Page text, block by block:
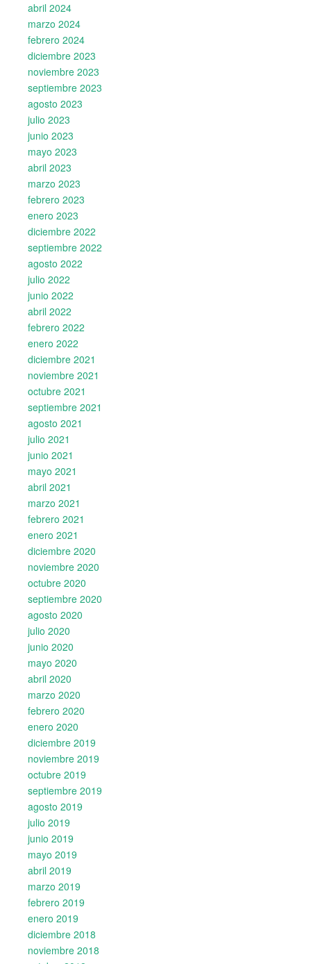
abril 2024
marzo 2024
febrero 2024
diciembre 2023
noviembre 2023
septiembre 2023
agosto 2023
julio 2023
junio 2023
mayo 2023
abril 2023
marzo 2023
febrero 2023
enero 2023
diciembre 2022
septiembre 2022
agosto 2022
julio 2022
junio 2022
abril 2022
febrero 2022
enero 2022
diciembre 2021
noviembre 2021
octubre 2021
septiembre 2021
agosto 2021
julio 2021
junio 2021
mayo 2021
abril 2021
marzo 2021
febrero 2021
enero 2021
diciembre 2020
noviembre 2020
octubre 2020
septiembre 2020
agosto 2020
julio 2020
junio 2020
mayo 2020
abril 2020
marzo 2020
febrero 2020
enero 2020
diciembre 2019
noviembre 2019
octubre 2019
septiembre 2019
agosto 2019
julio 2019
junio 2019
mayo 2019
abril 2019
marzo 2019
febrero 2019
enero 2019
diciembre 2018
noviembre 2018